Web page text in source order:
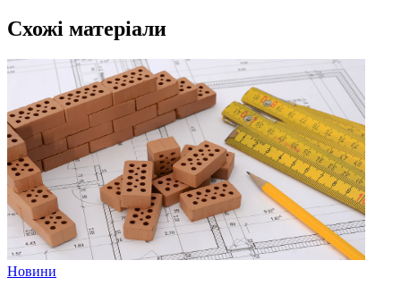
Схожі матеріали
Новини